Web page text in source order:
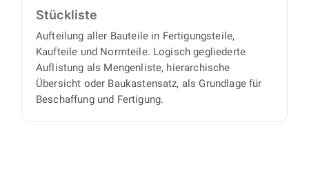
Stückliste
Aufteilung aller Bauteile in Fertigungsteile,
Kaufteile und Normteile. Logisch gegliederte
Auflistung als Mengenliste, hierarchische
Übersicht oder Baukastensatz, als Grundlage für
Beschaffung und Fertigung.